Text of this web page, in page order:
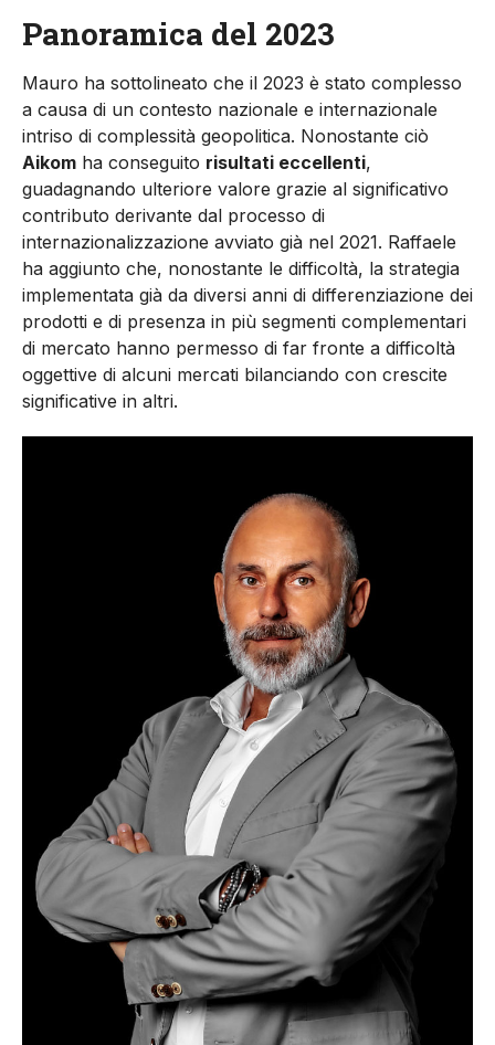
Panoramica del 2023
Mauro ha sottolineato che il 2023 è stato complesso
a causa di un contesto nazionale e internazionale
intriso di complessità geopolitica. Nonostante ciò
Aikom ha conseguito risultati eccellenti,
guadagnando ulteriore valore grazie al significativo
contributo derivante dal processo di
internazionalizzazione avviato già nel 2021. Raffaele
ha aggiunto che, nonostante le difficoltà, la strategia
implementata già da diversi anni di differenziazione dei
prodotti e di presenza in più segmenti complementari
di mercato hanno permesso di far fronte a difficoltà
oggettive di alcuni mercati bilanciando con crescite
significative in altri.